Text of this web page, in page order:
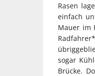
Rasen
einfach
Mauer im
sogar
Brücke.